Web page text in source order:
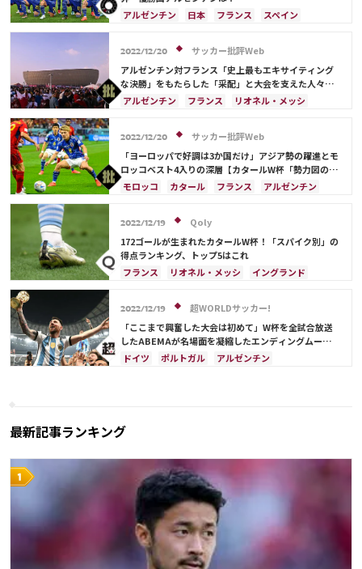
アルゼンチン
日本 フランス
スペイン
メキシコ
モロッコ
リオネル・メッシ
キリアン・ムバッペ
アンヘル・ディ・マリア
2022/12/20
サッカー批評Web
アルゼンチン対フランス「史上最もエキサイティング
な決勝」をもたらした「采配」と大会を支えた人々
【“計25大会出場”ジャーナリストのカタールW杯現地
アルゼンチン フランス
リオネル・メッシ
クロアチア
モロッコ
日本
キリアン・ムバッペ
アントワーヌ・グリーズマン
テオ・エルナンデス
2022/12/20
サッカー批評Web
「ヨーロッパで好調は3か国だけ」アジア勢の躍進とモ
ロッコベスト4入りの深層【カタールW杯「勢力図の異
変」の理由】(2)
モロッコ カタール フランス
アルゼンチン
オーストラリア
日本代表
ドイツ
スペイン
ブラジル
キリアン・ムバッペ
デンマーク
ポルトガル
セネガル 韓国
リオネル・メッシ
アントワーヌ・グリーズマン
ハリー・ケイン
フィル・フォーデン
2022/12/19
Qoly
172ゴールが生まれたカタールW杯！「スパイク別」の
得点ランキング、トップ5はこれ
フランス
リオネル・メッシ
イングランド
モロッコ
リシャルリソン
ハリー・ケイン
堂安 律
ドイツ スペイン スイス
ポーランド
エクアドル
韓国 日本
2022/12/19
超WORLDサッカー!
「ここまで興奮した大会は初めて」W杯を全試合放送
したABEMAが名場面を凝縮したエンディングムービー
公開、ファンが感謝「感動をありがとう」「さすが世
ドイツ ポルトガル
アルゼンチン
C・ロナウド
最新記事ランキング